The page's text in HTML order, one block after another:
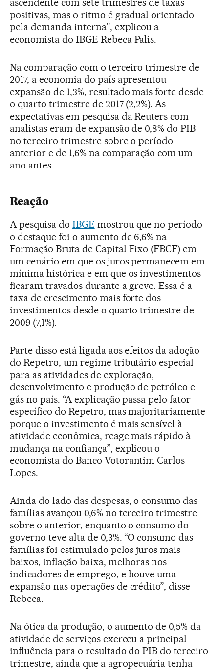
ascendente com sete trimestres de taxas
positivas, mas o ritmo é gradual orientado
pela demanda interna”, explicou a
economista do IBGE Rebeca Palis.
Na comparação com o terceiro trimestre de
2017, a economia do país apresentou
expansão de 1,3%, resultado mais forte desde
o quarto trimestre de 2017 (2,2%). As
expectativas em pesquisa da Reuters com
analistas eram de expansão de 0,8% do PIB
no terceiro trimestre sobre o período
anterior e de 1,6% na comparação com um
ano antes.
Reação
A pesquisa do IBGE mostrou que no período
o destaque foi o aumento de 6,6% na
Formação Bruta de Capital Fixo (FBCF) em
um cenário em que os juros permanecem em
mínima histórica e em que os investimentos
ficaram travados durante a greve. Essa é a
taxa de crescimento mais forte dos
investimentos desde o quarto trimestre de
2009 (7,1%).
Parte disso está ligada aos efeitos da adoção
do Repetro, um regime tributário especial
para as atividades de exploração,
desenvolvimento e produção de petróleo e
gás no país. “A explicação passa pelo fator
específico do Repetro, mas majoritariamente
porque o investimento é mais sensível à
atividade econômica, reage mais rápido à
mudança na confiança”, explicou o
economista do Banco Votorantim Carlos
Lopes.
Ainda do lado das despesas, o consumo das
famílias avançou 0,6% no terceiro trimestre
sobre o anterior, enquanto o consumo do
governo teve alta de 0,3%. “O consumo das
famílias foi estimulado pelos juros mais
baixos, inflação baixa, melhoras nos
indicadores de emprego, e houve uma
expansão nas operações de crédito”, disse
Rebeca.
Na ótica da produção, o aumento de 0,5% da
atividade de serviços exerceu a principal
influência para o resultado do PIB do terceiro
trimestre, ainda que a agropecuária tenha